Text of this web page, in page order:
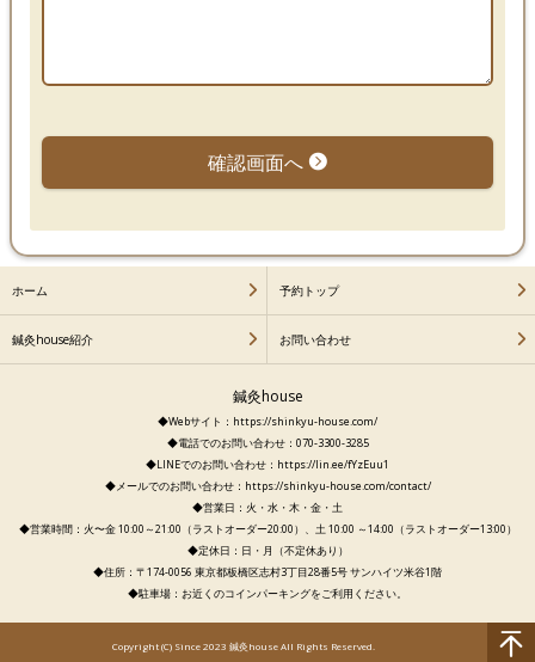
確認画面へ
ホーム 予約トップ
鍼灸house紹介 お問い合わせ
鍼灸house
◆Webサイト：https://shinkyu-house.com/
◆電話でのお問い合わせ：070-3300-3285
◆LINEでのお問い合わせ：https://lin.ee/fYzEuu1
◆メールでのお問い合わせ：https://shinkyu-house.com/contact/
◆営業日：火・水・木・金・土
◆営業時間：火〜金 10:00～21:00（ラストオーダー20:00）、土 10:00 ～14:00（ラストオーダー13:00）
◆定休日：日・月（不定休あり）
◆住所：〒174-0056 東京都板橋区志村3丁目28番5号 サンハイツ米谷1階
◆駐車場：お近くのコインパーキングをご利用ください。
Copyright (C) Since 2023 鍼灸house All Rights Reserved.